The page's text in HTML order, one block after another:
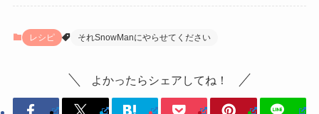
レシピ それSnowManにやらせてください
よかったらシェアしてね！